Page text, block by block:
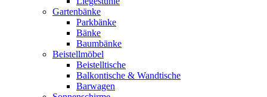
Gartenbänke
Parkbänke
Bänke
Baumbänke
Beistellmöbel
Beistelltische
Balkontische & Wandtische
Barwagen